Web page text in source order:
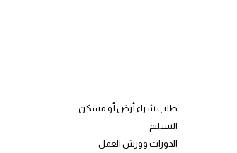
طلب شراء أرض أو مسكن
التسليم
الدورات وورش العمل